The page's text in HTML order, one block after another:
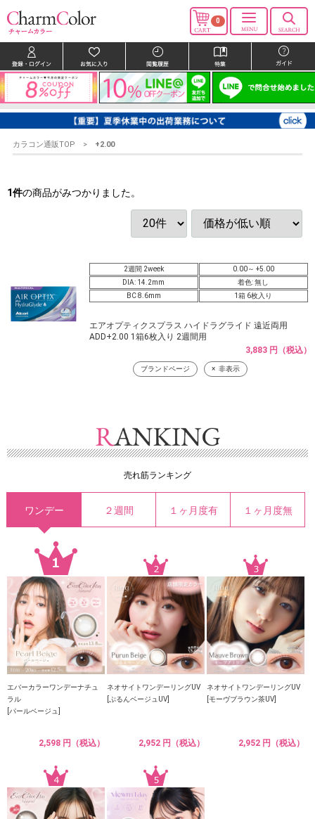
0
カラコン通販TOP +2.00
1件の商品がみつかりました。
2週間 2week
0.00～ +5.00
DIA: 14.2mm
着色: 無し
BC 8.6mm
1箱 6枚入り
エアオプティクスプラス ハイドラグライド 遠近両用
ADD+2.00 1箱6枚入り 2週間用
3,883 円（税込）
ブランドページ 非表示
売れ筋ランキング
ワンデー ２週間 １ヶ月度有 １ヶ月度無
エバーカラーワンデーナチュ
ラル
[パールベージュ]
2,598 円（税込）
ネオサイトワンデーリングUV
[ぷるんベージュUV]
2,952 円（税込）
ネオサイトワンデーリングUV
[モーヴブラウン茶UV]
2,952 円（税込）